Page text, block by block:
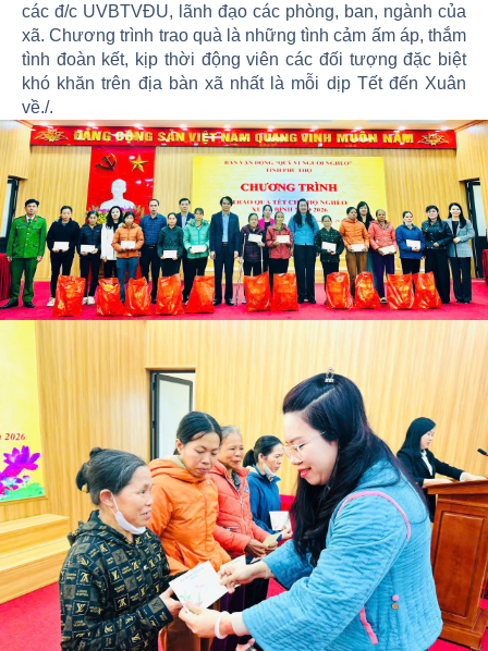
các đ/c UVBTVĐU, lãnh đạo các phòng, ban, ngành của
xã. Chương trình trao quà là những tình cảm ấm áp, thắm
tình đoàn kết, kịp thời động viên các đối tượng đặc biệt
khó khăn trên địa bàn xã nhất là mỗi dịp Tết đến Xuân
về./.